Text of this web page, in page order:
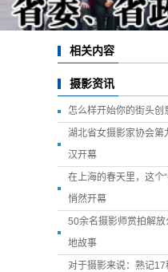
相关内容
摄影资讯
怎么样开始你的街头创
湖北省女摄影家协会第
汉开幕
在上海的春天里，这个
悄然开幕
50余名摄影师赏拍解
地故事
对于摄影来说：熟记